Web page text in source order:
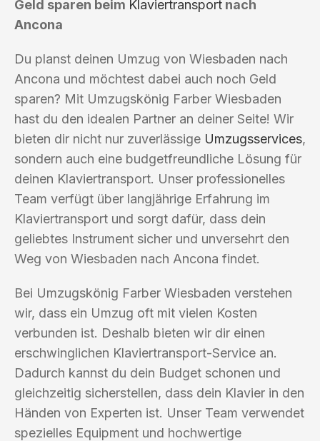
Geld sparen beim Klaviertransport nach
Ancona
Du planst deinen Umzug von Wiesbaden nach
Ancona und möchtest dabei auch noch Geld
sparen? Mit Umzugskönig Farber Wiesbaden
hast du den idealen Partner an deiner Seite! Wir
bieten dir nicht nur zuverlässige Umzugsservices,
sondern auch eine budgetfreundliche Lösung für
deinen Klaviertransport. Unser professionelles
Team verfügt über langjährige Erfahrung im
Klaviertransport und sorgt dafür, dass dein
geliebtes Instrument sicher und unversehrt den
Weg von Wiesbaden nach Ancona findet.
Bei Umzugskönig Farber Wiesbaden verstehen
wir, dass ein Umzug oft mit vielen Kosten
verbunden ist. Deshalb bieten wir dir einen
erschwinglichen Klaviertransport-Service an.
Dadurch kannst du dein Budget schonen und
gleichzeitig sicherstellen, dass dein Klavier in den
Händen von Experten ist. Unser Team verwendet
spezielles Equipment und hochwertige